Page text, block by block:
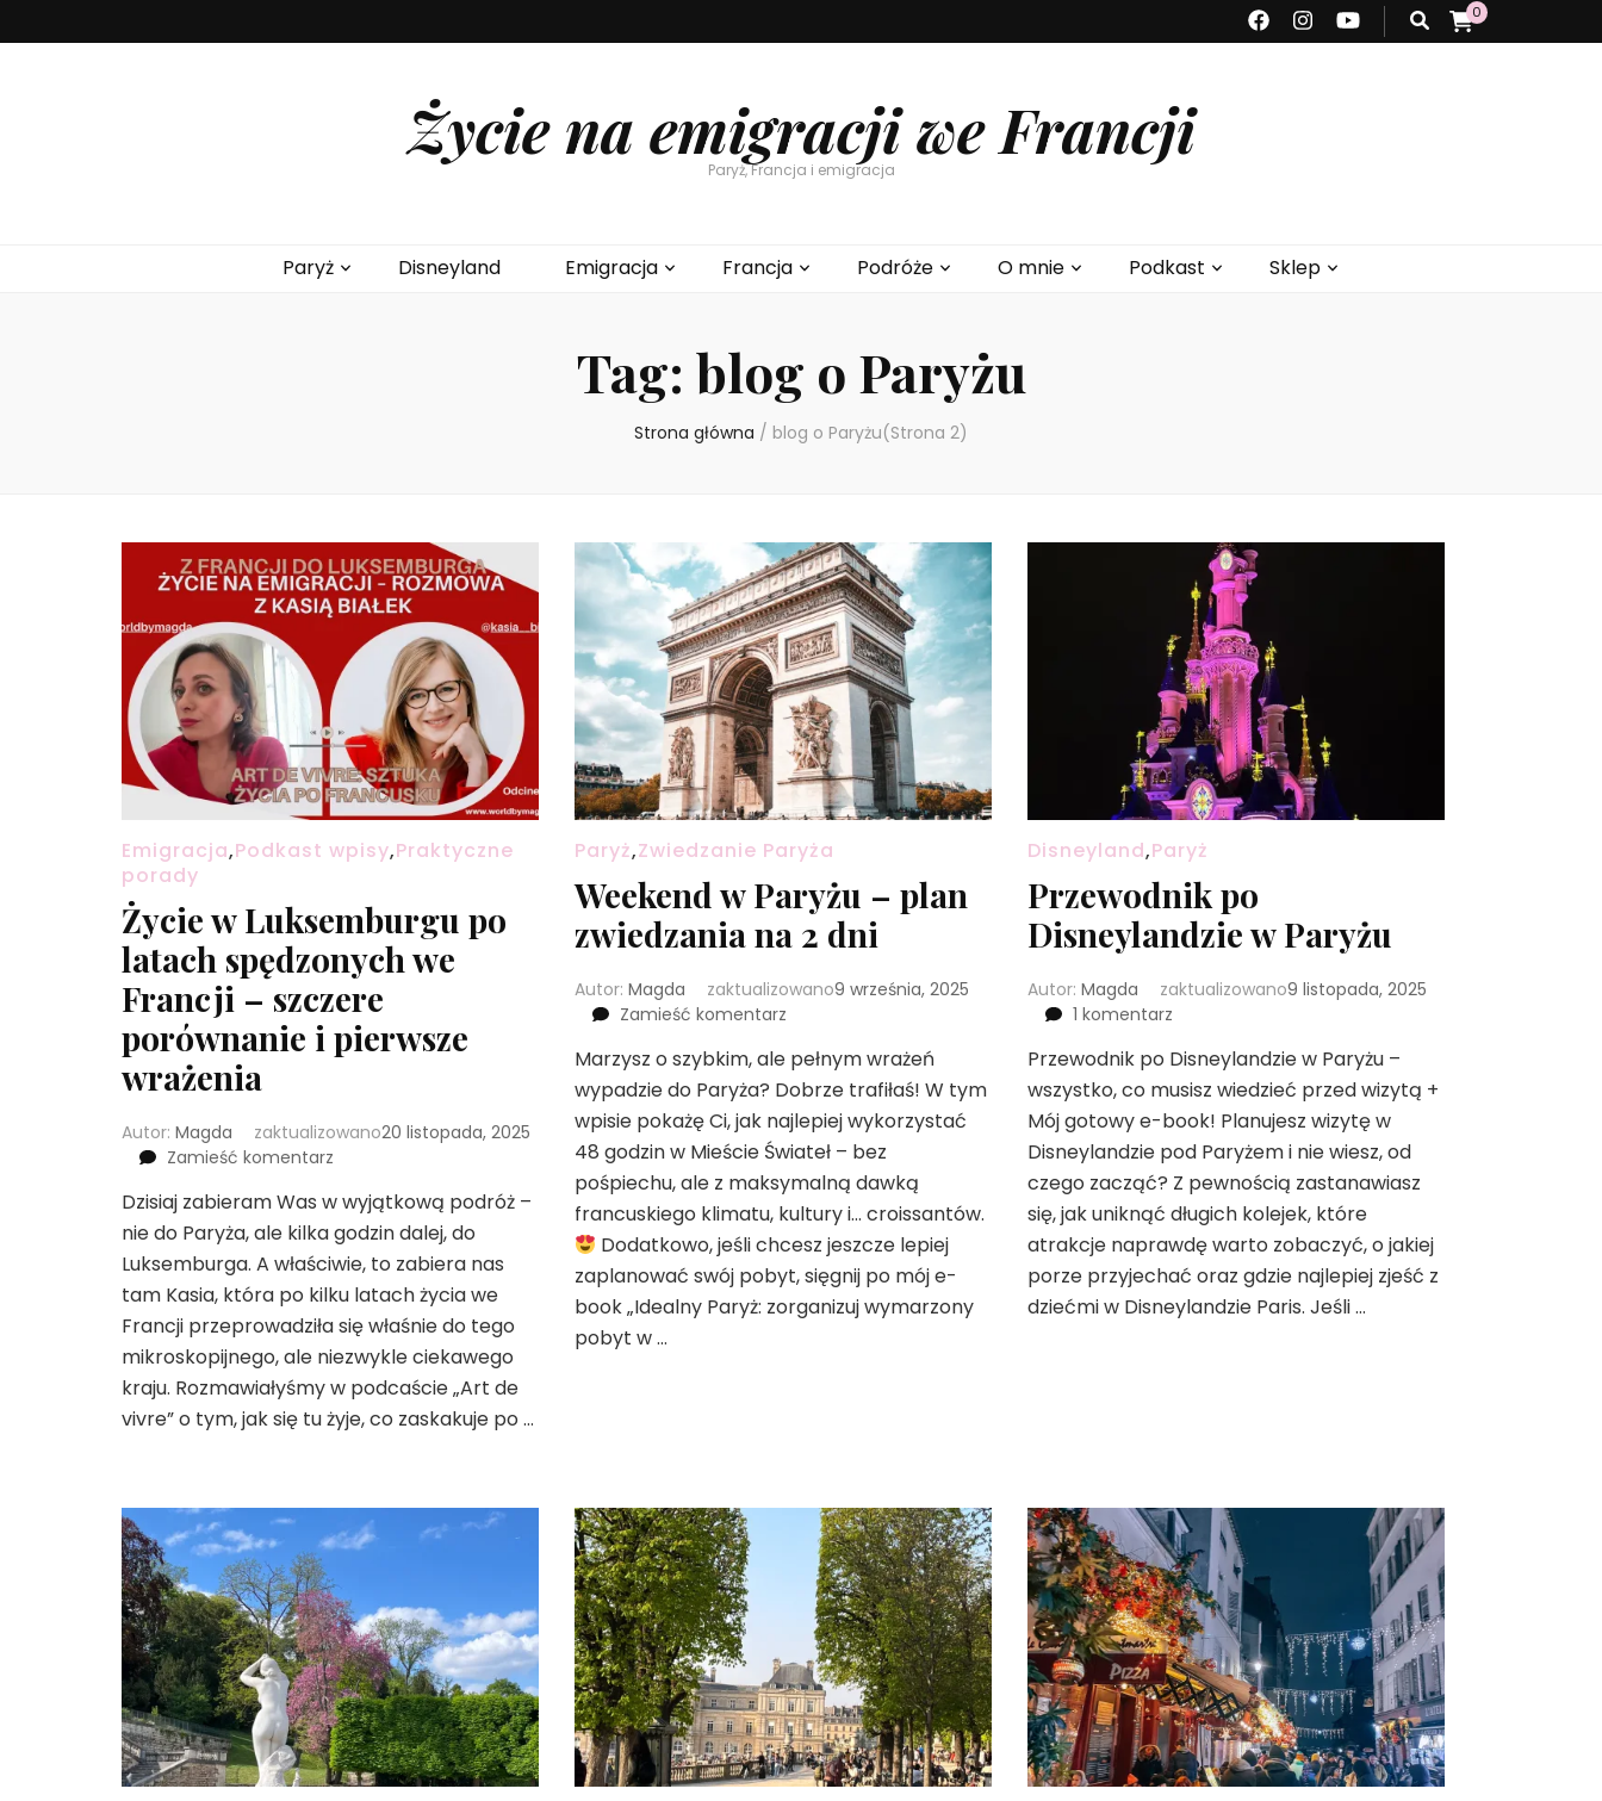
0
Życie na emigracji we Francji
Paryż, Francja i emigracja
Paryż Disneyland Emigracja Francja Podróże O mnie Podkast Sklep
Tag: blog o Paryżu
Strona główna / blog o Paryżu(Strona 2)
Emigracja,Podkast wpisy,Praktyczne
porady
Życie w Luksemburgu po
latach spędzonych we
Francji – szczere
porównanie i pierwsze
wrażenia
Autor: Magda zaktualizowano20 listopada, 2025
Zamieść komentarz
Życie
w
Luksemburgu
latach
spędzonych
we
Francji
szczere
pierwsze
wrażenia
Dzisiaj zabieram Was w wyjątkową podróż –
nie do Paryża, ale kilka godzin dalej, do
Luksemburga. A właściwie, to zabiera nas
tam Kasia, która po kilku latach życia we
Francji przeprowadziła się właśnie do tego
mikroskopijnego, ale niezwykle ciekawego
kraju. Rozmawiałyśmy w podcaście „Art de
vivre” o tym, jak się tu żyje, co zaskakuje po …
Paryż,Zwiedzanie Paryża
Weekend w Paryżu – plan
zwiedzania na 2 dni
Autor: Magda zaktualizowano9 września, 2025
Zamieść komentarzwe
Weekend
w
Paryżu
–
plan
zwiedzania
na
2
dni
Marzysz o szybkim, ale pełnym wrażeń
wypadzie do Paryża? Dobrze trafiłaś! W tym
wpisie pokażę Ci, jak najlepiej wykorzystać
48 godzin w Mieście Świateł – bez
pośpiechu, ale z maksymalną dawką
francuskiego klimatu, kultury i… croissantów.
Dodatkowo, jeśli chcesz jeszcze lepiej
zaplanować swój pobyt, sięgnij po mój e-
book „Idealny Paryż: zorganizuj wymarzony
pobyt w …
Disneyland,Paryż
Przewodnik po
Disneylandzie w Paryżu
Autor: Magda zaktualizowano9 listopada, 2025
1 komentarzdo
po
Disneylandzie
w
Paryżu
Przewodnik po Disneylandzie w Paryżu –
wszystko, co musisz wiedzieć przed wizytą +
Mój gotowy e-book! Planujesz wizytę w
Disneylandzie pod Paryżem i nie wiesz, od
czego zacząć? Z pewnością zastanawiasz
się, jak uniknąć długich kolejek, które
atrakcje naprawdę warto zobaczyć, o jakiej
porze przyjechać oraz gdzie najlepiej zjeść z
dziećmi w Disneylandzie Paris. Jeśli …